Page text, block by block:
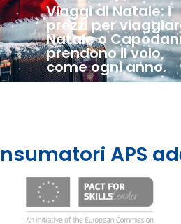
Viaggi di Natale: i
prezzi per
Natale o
prendono il volo,
come ogni anno.
APS